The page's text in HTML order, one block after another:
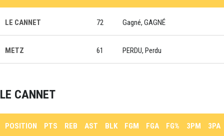
LE CANNET 72 Gagné, GAGNÉ
METZ 61 PERDU, Perdu
LE CANNET
POSITION PTS REB AST BLK FGM FGA FG% 3PM 3PA